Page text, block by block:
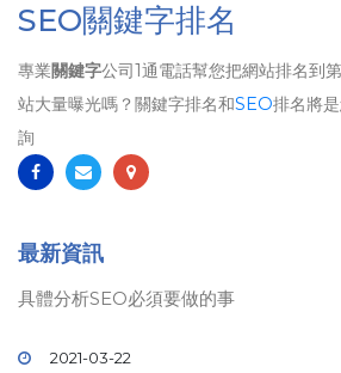
SEO關鍵字排名
專業關鍵字公司1通電話幫您把網站排名到
站大量曝光嗎？關鍵字排名和SEO排名將
詢
最新資訊
具體分析SEO必須要做的事
2021-03-22